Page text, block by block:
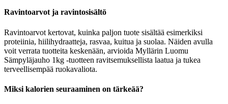
Ravintoarvot ja ravintosisältö
Ravintoarvot kertovat, kuinka paljon tuote sisältää esimerkiksi
proteiinia, hiilihydraatteja, rasvaa, kuitua ja suolaa. Näiden avulla
voit verrata tuotteita keskenään, arvioida Myllärin Luomu
Sämpyläjauho 1kg -tuotteen ravitsemuksellista laatua ja tukea
terveellisempää ruokavaliota.
Miksi kalorien seuraaminen on tärkeää?